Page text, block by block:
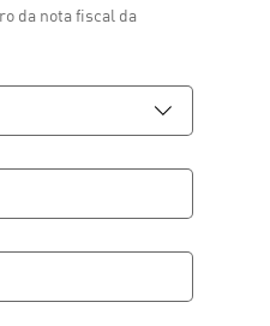
da nota fiscal da